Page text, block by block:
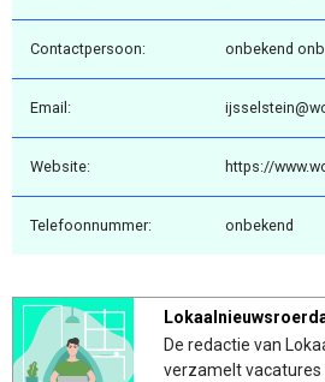
Contactpersoon: onbekend
Email:
Website: https://
Telefoonnummer: onbekend
De redactie van
verzamelt vacatures